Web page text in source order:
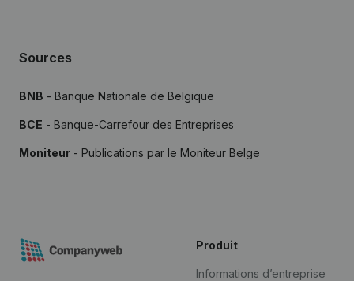
Sources
BNB - Banque Nationale de Belgique
BCE - Banque-Carrefour des Entreprises
Moniteur - Publications par le Moniteur Belge
Produit
Informations d’entreprise